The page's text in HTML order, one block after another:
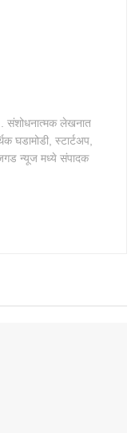
संशोधनात्मक लेखनात
घडामोडी, स्टार्टअप,
न्यूज मध्ये संपादक